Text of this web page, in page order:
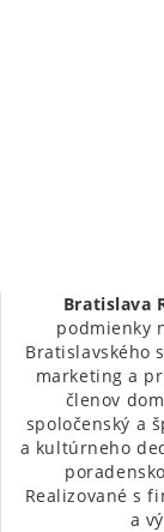
Bratislava
podmienky
Bratislavského
marketing a
členov
spoločenský a
a kultúrneho
Realizované s
a